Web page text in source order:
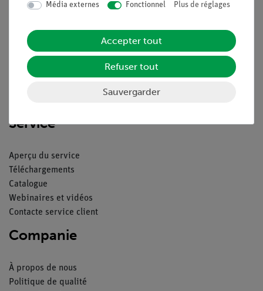
Contact
Conditions générales de vente
Service
Aperçu du service
Téléchargements
Catalogue
Webinaires et vidéos
Contacte service client
Companie
À propos de nous
Politique de qualité
Média externes Fonctionnel Plus de réglages
Accepter tout
Refuser tout
Sauvergarder